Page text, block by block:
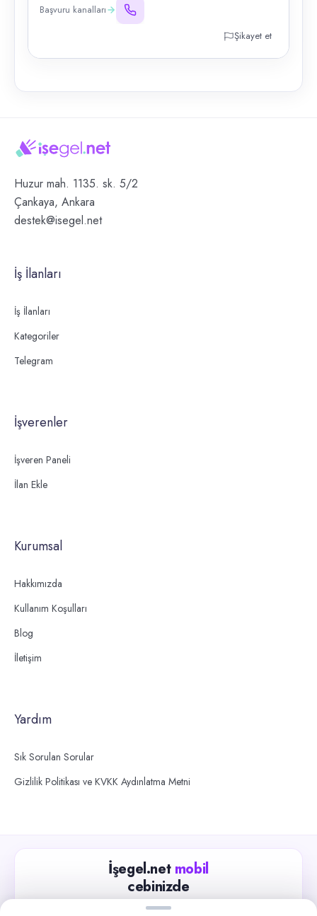
Başvuru kanalları
Şikayet et
Huzur mah. 1135. sk. 5/2
Çankaya, Ankara
destek@isegel.net
İş İlanları
İş İlanları
Kategoriler
Telegram
İşverenler
İşveren Paneli
İlan Ekle
Kurumsal
Hakkımızda
Kullanım Koşulları
Blog
İletişim
Yardım
Sık Sorulan Sorular
Gizlilik Politikası ve KVKK Aydınlatma Metni
İşegel.net mobil
cebinizde